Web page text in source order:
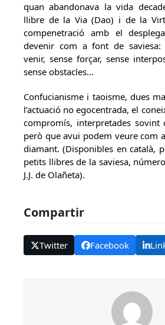
quan abandonava la vida
llibre de la Via (Dao) i de la
compenetració amb el
devenir com a font de saviesa:
venir, sense forçar, sense
sense obstacles…
Confucianisme i taoisme, dues
l’actuació no egocentrada, el
compromís, interpretades sovint
però que avui podem veure com
diamant. (Disponibles en català,
petits llibres de la saviesa,
J.J. de Olañeta).
Compartir
Twitter Facebook